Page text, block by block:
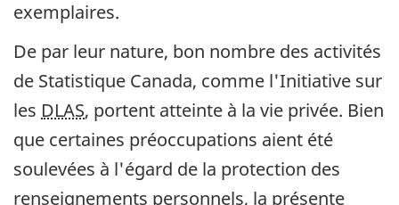
exemplaires.
De par leur nature, bon nombre des activités
de Statistique Canada, comme l'Initiative sur
les DLAS, portent atteinte à la vie privée. Bien
que certaines préoccupations aient été
soulevées à l'égard de la protection des
renseignements personnels, la présente